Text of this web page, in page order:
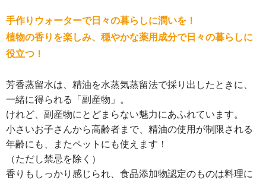
手作りウォーターで日々の暮らしに潤いを！
植物の香りを楽しみ、穏やかな薬用成分で日々の暮らしに
役立つ！
芳香蒸留水は、精油を水蒸気蒸留法で採り出したときに、
一緒に得られる「副産物」。
けれど、副産物にとどまらない魅力にあふれています。
小さいお子さんから高齢者まで、精油の使用が制限される
年齢にも、またペットにも使えます！
（ただし禁忌を除く）
香りもしっかり感じられ、食品添加物認定のものは料理に